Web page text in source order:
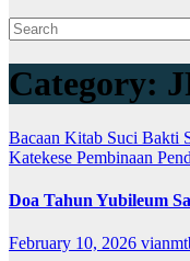
Category:
Bacaan Kitab Suci Bakti
Katekese Pembinaan
Doa Tahun Yubileum
February 10, 2026